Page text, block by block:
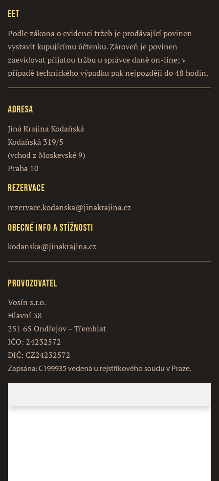
EET
Podle zákona o evidenci tržeb je prodávající povinen
vystavit kupujícímu účtenku. Zároveň je povinen
zaevidovat přijatou tržbu u správce daně on-line; v
případě technického výpadku pak nejpozději do 48 hodin.
Adresa
Jiná Krajina Kodaňská
Kodaňská 319/5
(vchod z Moskevské 9)
Praha 10
Rezervace
rezervace.kodanska@jinakrajina.cz
Obecné info a stížnosti
kodanska@jinakrajina.cz
Provozovatel
Vosín s.r.o.
Hlavní 38
251 65 Ondřejov – Třemblat
IČO: 24232572
DIČ: CZ24232572
Zapsána: C199935 vedená u rejstříkového soudu v Praze.